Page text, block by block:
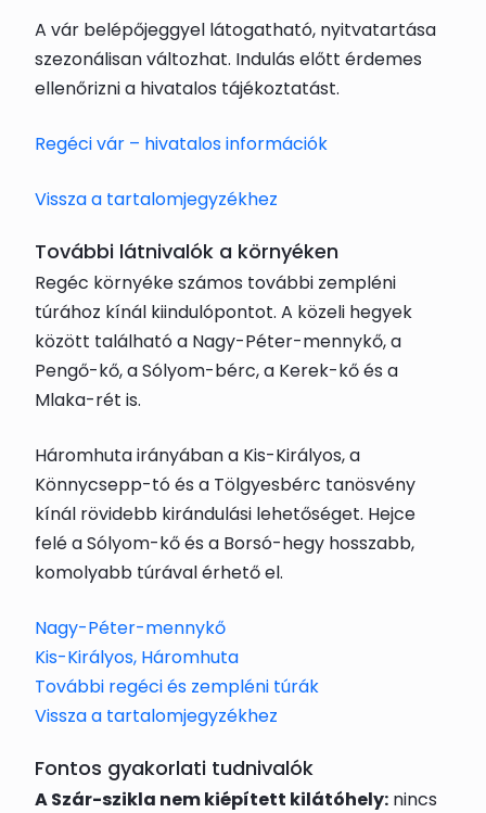
A vár belépőjeggyel látogatható, nyitvatartása
szezonálisan változhat. Indulás előtt érdemes
ellenőrizni a hivatalos tájékoztatást.
Regéci vár – hivatalos információk
Vissza a tartalomjegyzékhez
További látnivalók a környéken
Regéc környéke számos további zempléni
túrához kínál kiindulópontot. A közeli hegyek
között található a Nagy-Péter-mennykő, a
Pengő-kő, a Sólyom-bérc, a Kerek-kő és a
Mlaka-rét is.
Háromhuta irányában a Kis-Királyos, a
Könnycsepp-tó és a Tölgyesbérc tanösvény
kínál rövidebb kirándulási lehetőséget. Hejce
felé a Sólyom-kő és a Borsó-hegy hosszabb,
komolyabb túrával érhető el.
Nagy-Péter-mennykő
Kis-Királyos, Háromhuta
További regéci és zempléni túrák
Vissza a tartalomjegyzékhez
Fontos gyakorlati tudnivalók
A Szár-szikla nem kiépített kilátóhely: nincs